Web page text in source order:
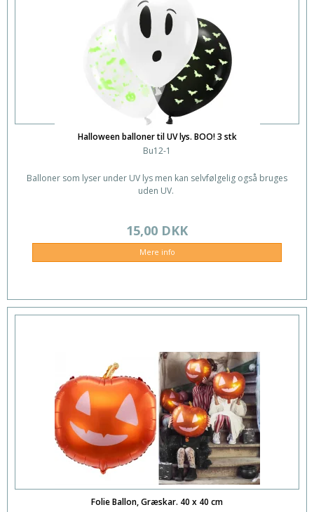
Halloween balloner til UV lys. BOO! 3 stk
Bu12-1
Balloner som lyser under UV lys men kan selvfølgelig også bruges
uden UV.
15,00 DKK
Mere info
Folie Ballon, Græskar. 40 x 40 cm